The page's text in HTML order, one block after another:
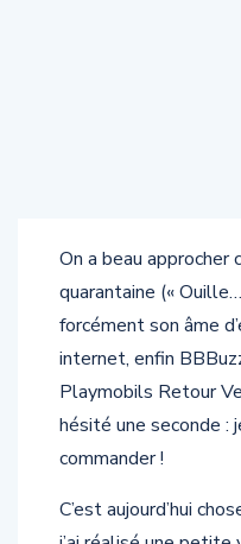
On a beau approcher
quarantaine («
forcément son âme
internet, enfin
Playmobils Retour
hésité une seconde :
commander !
C’est aujourd’hui